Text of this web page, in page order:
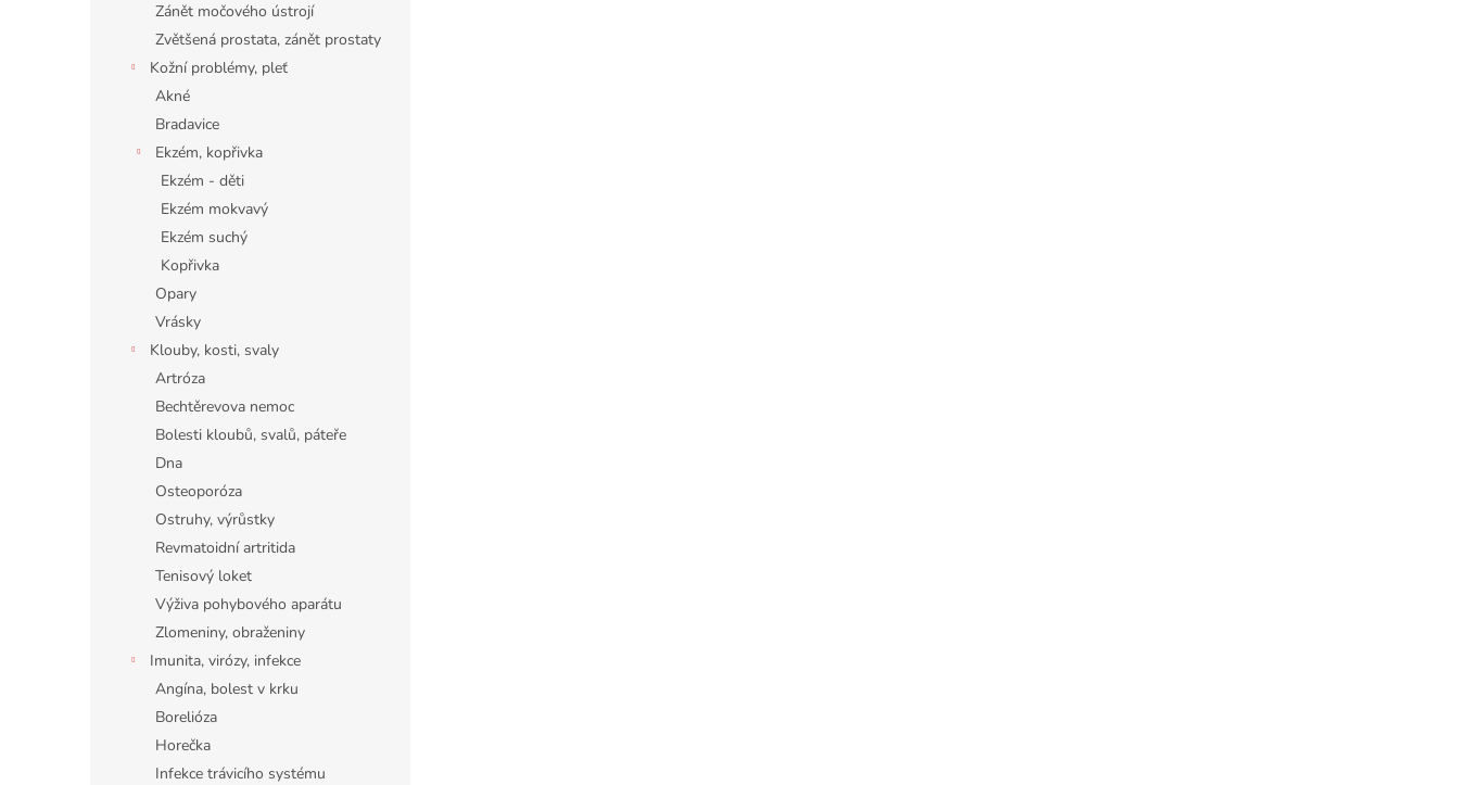
Zánět močového ústrojí
Zvětšená prostata, zánět prostaty
Kožní problémy, pleť
Akné
Bradavice
Ekzém, kopřivka
Ekzém - děti
Ekzém mokvavý
Ekzém suchý
Kopřivka
Opary
Vrásky
Klouby, kosti, svaly
Artróza
Bechtěrevova nemoc
Bolesti kloubů, svalů, páteře
Dna
Osteoporóza
Ostruhy, výrůstky
Revmatoidní artritida
Tenisový loket
Výživa pohybového aparátu
Zlomeniny, obraženiny
Imunita, virózy, infekce
Angína, bolest v krku
Borelióza
Horečka
Infekce trávicího systému